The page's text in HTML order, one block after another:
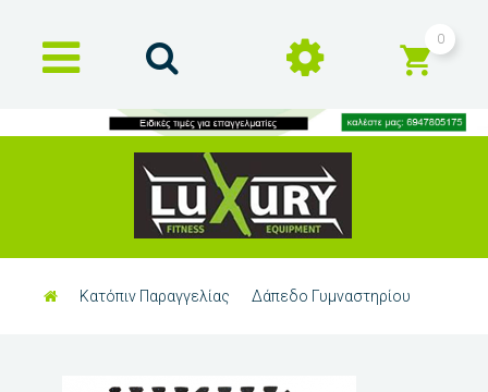
0
Κατόπιν Παραγγελίας Δάπεδο Γυμναστηρίου